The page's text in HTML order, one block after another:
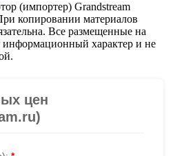
(импортер) Grandstream
копировании материалов
Все размещенные на
информационный характер и не